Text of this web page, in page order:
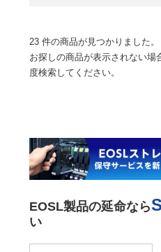
23 件の商品が見つかりました。
お探しの商品が表示されない場
度検索してください。
EOSL製品の延命なら
い